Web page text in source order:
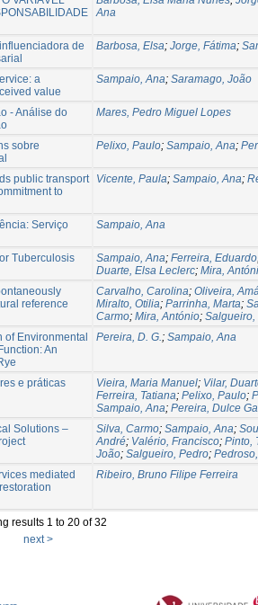
Ana
de
Barbosa, Elsa; Jorge, Fátima;
a
value
Sampaio, Ana; Saramago, João
- Análise do
Mares, Pedro Miguel Lopes
sobre
Pelixo, Paulo; Sampaio, Ana;
public transport
to
Vicente, Paula; Sampaio, Ana;
Serviço
Sampaio, Ana
Tuberculosis
Sampaio, Ana; Ferreira, Eduardo
Duarte, Elsa Leclerc; Mira,
reference
Carvalho, Carolina; Oliveira,
Miralto, Otilia; Parrinha, Marta;
Carmo; Mira, António; Salgueiro,
of Environmental
An
Pereira, D. G.; Sampaio, Ana
e práticas Vieira, Maria Manuel; Vilar,
Ferreira, Tatiana; Pelixo, Paulo;
Sampaio, Ana; Pereira, Dulce
Solutions –
Silva, Carmo; Sampaio, Ana;
André; Valério, Francisco; Pinto,
João; Salgueiro, Pedro;
mediated
Ribeiro, Bruno Filipe Ferreira
results 1 to 20 of 32
next >